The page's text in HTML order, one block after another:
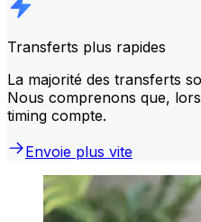
Transferts plus rapides
La majorité des transferts
Nous comprenons que,
timing compte.
Envoie plus vite